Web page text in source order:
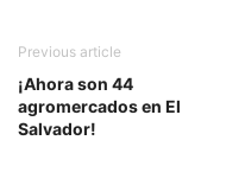
Previous article
¡Ahora son 44
agromercados en El
Salvador!